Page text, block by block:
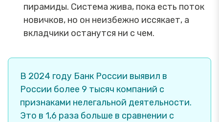
пирамиды. Система жива, пока есть поток
новичков, но он неизбежно иссякает, а
вкладчики останутся ни с чем.
В 2024 году Банк России выявил в
России более 9 тысяч компаний с
признаками нелегальной деятельности.
Это в 1,6 раза больше в сравнении с